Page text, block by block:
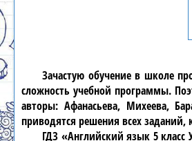
Зачастую обучение в школе
сложность учебной программы.
авторы: Афанасьева, Михеева,
приводятся решения всех
ГДЗ «Английский язык 5